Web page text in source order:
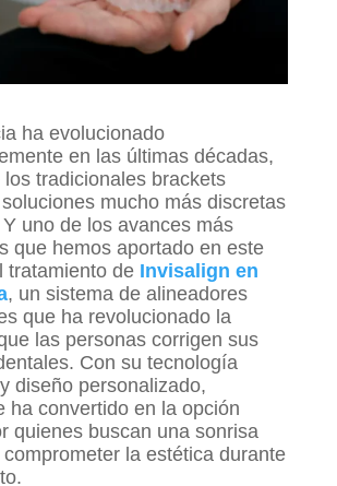
ha evolucionado
en las últimas décadas,
los tradicionales brackets
mucho más discretas
uno de los avances más
que hemos aportado en este
tratamiento de Invisalign en
, un sistema de alineadores
que ha revolucionado la
las personas corrigen sus
Con su tecnología
diseño personalizado,
ha convertido en la opción
quienes buscan una sonrisa
la estética durante